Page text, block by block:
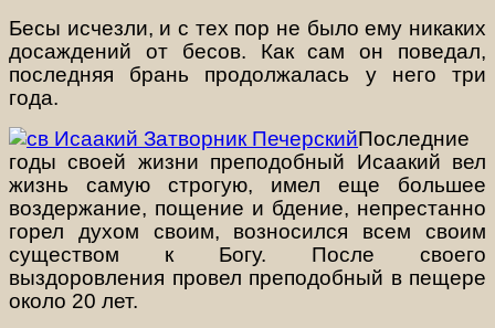
Бесы исчезли, и с тех пор не было ему никаких
досаждений от бесов. Как сам он поведал,
последняя брань продолжалась у него три
года.
Последние
годы своей жизни преподобный Исаакий вел
жизнь самую строгую, имел еще большее
воздержание, пощение и бдение, непрестанно
горел духом своим, возносился всем своим
существом к Богу. После своего
выздоровления провел преподобный в пещере
около 20 лет.